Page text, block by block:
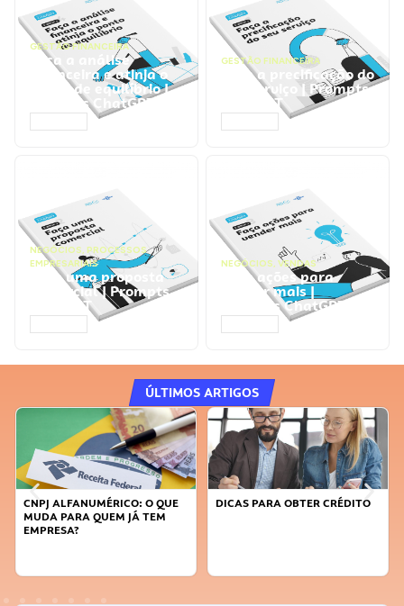
GESTÃO FINANCEIRA
Faça a análise
financeira e atinja o
ponto de equilíbrio |
Prompts ChatGPT
GESTÃO FINANCEIRA
Faça a precificação do
seu serviço | Prompts
ChatGPT
NEGÓCIOS, PROCESSOS
EMPRESARIAIS
Faça uma proposta
comercial | Prompts
ChatGPT
NEGÓCIOS, VENDAS
Faça ações para
vender mais |
Prompts ChatGPT
ÚLTIMOS ARTIGOS
CNPJ ALFANUMÉRICO: O QUE
MUDA PARA QUEM JÁ TEM
EMPRESA?
DICAS PARA OBTER CRÉDITO